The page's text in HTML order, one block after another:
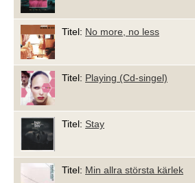
Titel: No more, no less
Titel: Playing (Cd-singel)
Titel: Stay
Titel: Min allra största kärlek